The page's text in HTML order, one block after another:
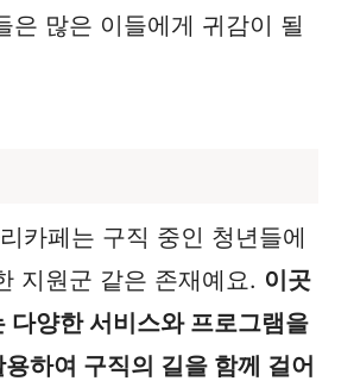
은 많은 이들에게 귀감이 될
카페는 구직 중인 청년들에
지원군 같은 존재예요. 이곳
다양한 서비스와 프로그램을
하여 구직의 길을 함께 걸어